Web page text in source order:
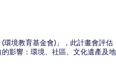
環境教育基金會)」，此計畫會評估
影響：環境、社區、文化遺產及地